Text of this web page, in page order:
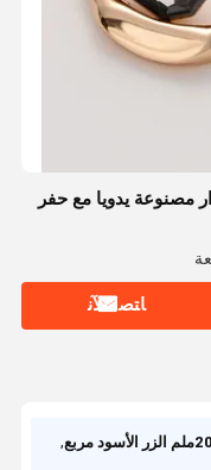
20 ملم مربع أزرار مصنوعة يدويا مع حفر
ﺎﺘﺼﻟ ﺍﻶﻧ
20ملم الزر الأسود مربع
,